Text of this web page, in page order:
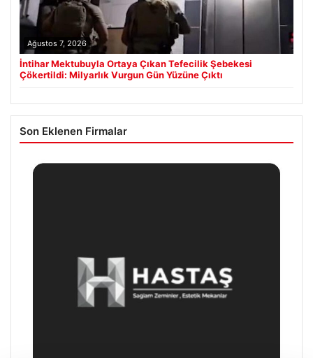
Ağustos 7, 2026
İntihar Mektubuyla Ortaya Çıkan Tefecilik Şebekesi
Çökertildi: Milyarlık Vurgun Gün Yüzüne Çıktı
Son Eklenen Firmalar